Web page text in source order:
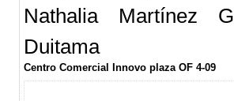
Nathalia Martínez
Duitama
Centro Comercial Innovo plaza OF 4-09